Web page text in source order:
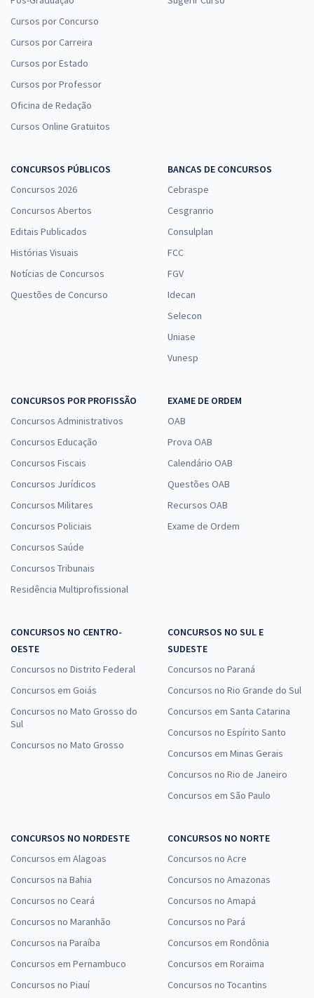
Cursos por Concurso
Cursos por Carreira
Cursos por Estado
Cursos por Professor
Oficina de Redação
Cursos Online Gratuitos
CONCURSOS PÚBLICOS
Concursos 2026
Concursos Abertos
Editais Publicados
Histórias Visuais
Notícias de Concursos
Questões de Concurso
BANCAS DE CONCURSOS
Cebraspe
Cesgranrio
Consulplan
FCC
FGV
Idecan
Selecon
Uniase
Vunesp
CONCURSOS POR PROFISSÃO
Concursos Administrativos
Concursos Educação
Concursos Fiscais
Concursos Jurídicos
Concursos Militares
Concursos Policiais
Concursos Saúde
Concursos Tribunais
Residência Multiprofissional
EXAME DE ORDEM
OAB
Prova OAB
Calendário OAB
Questões OAB
Recursos OAB
Exame de Ordem
CONCURSOS NO CENTRO-
OESTE
Concursos no Distrito Federal
Concursos em Goiás
Concursos no Mato Grosso do
Sul
Concursos no Mato Grosso
CONCURSOS NO SUL E
SUDESTE
Concursos no Paraná
Concursos no Rio Grande do Sul
Concursos em Santa Catarina
Concursos no Espírito Santo
Concursos em Minas Gerais
Concursos no Rio de Janeiro
Concursos em São Paulo
CONCURSOS NO NORDESTE
Concursos em Alagoas
Concursos na Bahia
Concursos no Ceará
Concursos no Maranhão
Concursos na Paraíba
Concursos em Pernambuco
Concursos no Piauí
CONCURSOS NO NORTE
Concursos no Acre
Concursos no Amazonas
Concursos no Amapá
Concursos no Pará
Concursos em Rondônia
Concursos em Roraima
Concursos no Tocantins